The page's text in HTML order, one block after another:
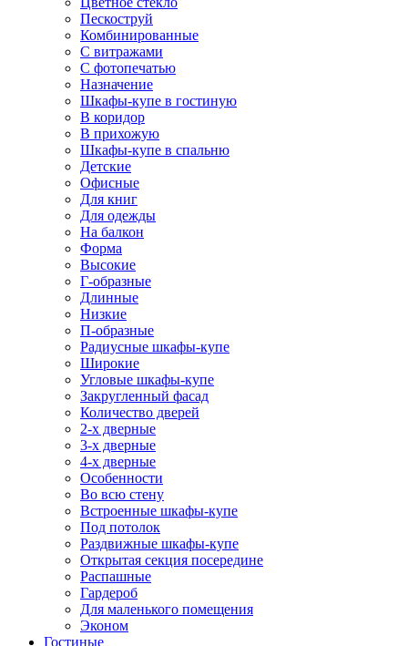
Пескоструй
Комбинированные
С витражами
С фотопечатью
Назначение
Шкафы-купе в гостиную
В коридор
В прихожую
Шкафы-купе в спальню
Детские
Офисные
Для книг
Для одежды
На балкон
Форма
Высокие
Г-образные
Длинные
Низкие
П-образные
Радиусные шкафы-купе
Широкие
Угловые шкафы-купе
Закругленный фасад
Количество дверей
2-х дверные
3-х дверные
4-х дверные
Особенности
Во всю стену
Встроенные шкафы-купе
Под потолок
Раздвижные шкафы-купе
Открытая секция посередине
Распашные
Гардероб
Для маленького помещения
Эконом
Гостиные